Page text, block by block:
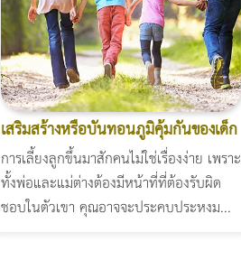
เสริมสร้างหรือบั่นทอนภูมิคุ้มกันของเด็ก
การเลี้ยงลูกขึ้นมาสักคนไม่ใช่เรื่องง่าย เพราะ
ทั้งพ่อและแม่ต่างต้องมีหน้าที่ที่ต้องรับผิด
ชอบในตัวเขา คุณอาจจะประคบประหงม...